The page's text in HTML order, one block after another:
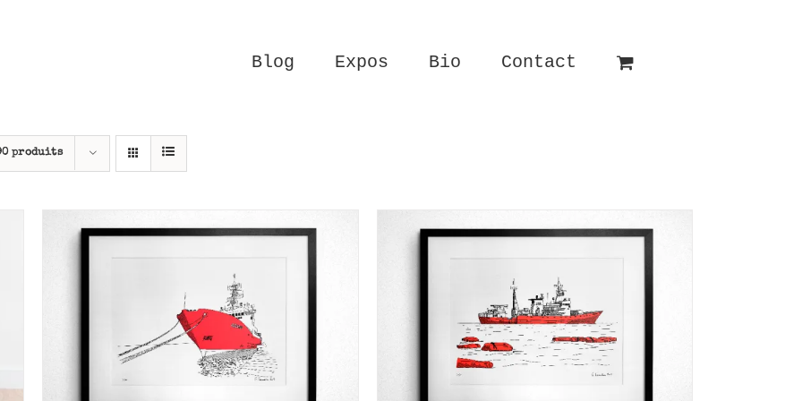
Blog Expos Bio Contact
produits
AJOUTER AU PANIER /